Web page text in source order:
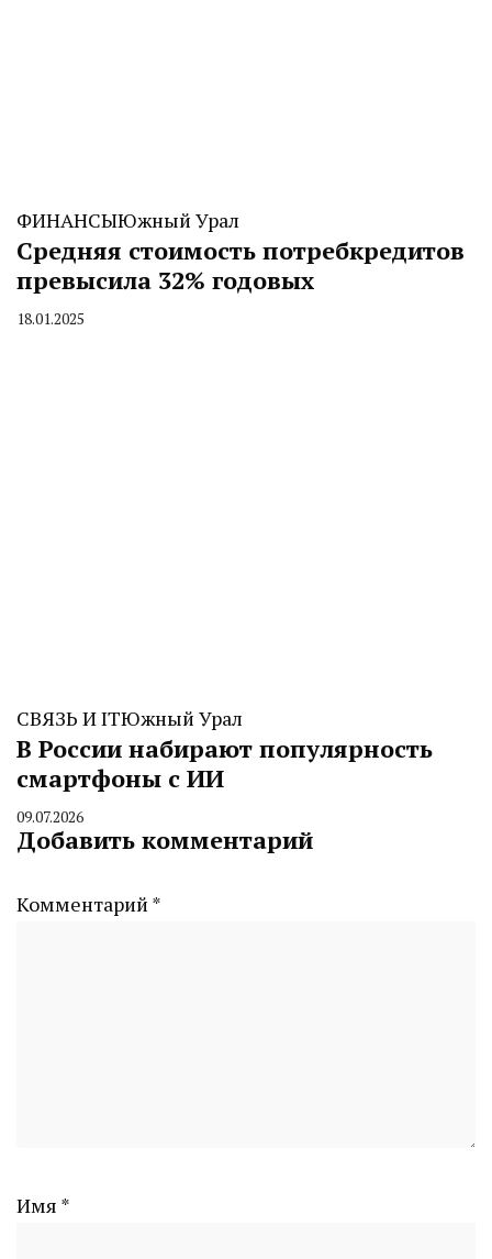
ФИНАНСЫЮжный Урал
Средняя стоимость потребкредитов
превысила 32% годовых
By
18.01.2025
СВЯЗЬ И ITЮжный Урал
В России набирают популярность
смартфоны с ИИ
By
CHELINDUSTRY
09.07.2026
Добавить комментарий
Комментарий *
Имя *